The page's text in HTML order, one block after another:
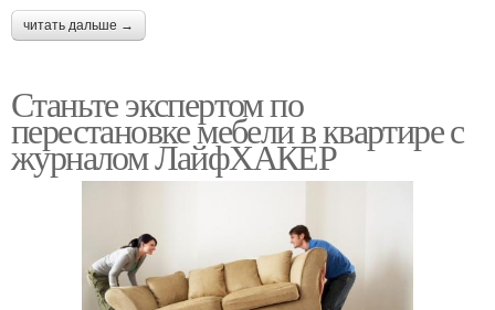
читать дальше →
Станьте экспертом по
перестановке мебели в квартире с
журналом ЛайфХАКЕР